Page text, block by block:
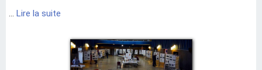
... Lire la suite